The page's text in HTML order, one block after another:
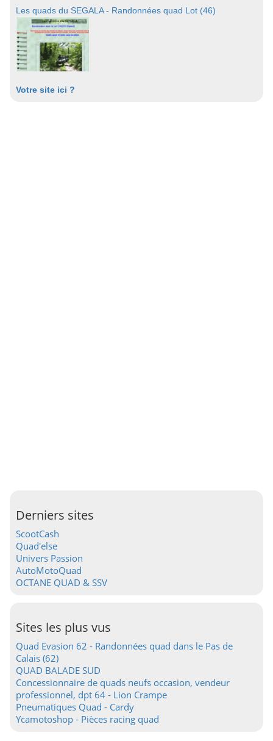
Les quads du SEGALA - Randonnées quad Lot (46)
Votre site ici ?
Derniers sites
ScootCash
Quad'else
Univers Passion
AutoMotoQuad
OCTANE QUAD & SSV
Sites les plus vus
Quad Evasion 62 - Randonnées quad dans le Pas de
Calais (62)
QUAD BALADE SUD
Concessionnaire de quads neufs occasion, vendeur
professionnel, dpt 64 - Lion Crampe
Pneumatiques Quad - Cardy
Ycamotoshop - Pièces racing quad